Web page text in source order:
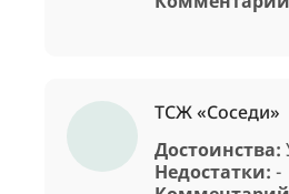
ТСЖ «Соседи»
Достоинства:
Недостатки: -